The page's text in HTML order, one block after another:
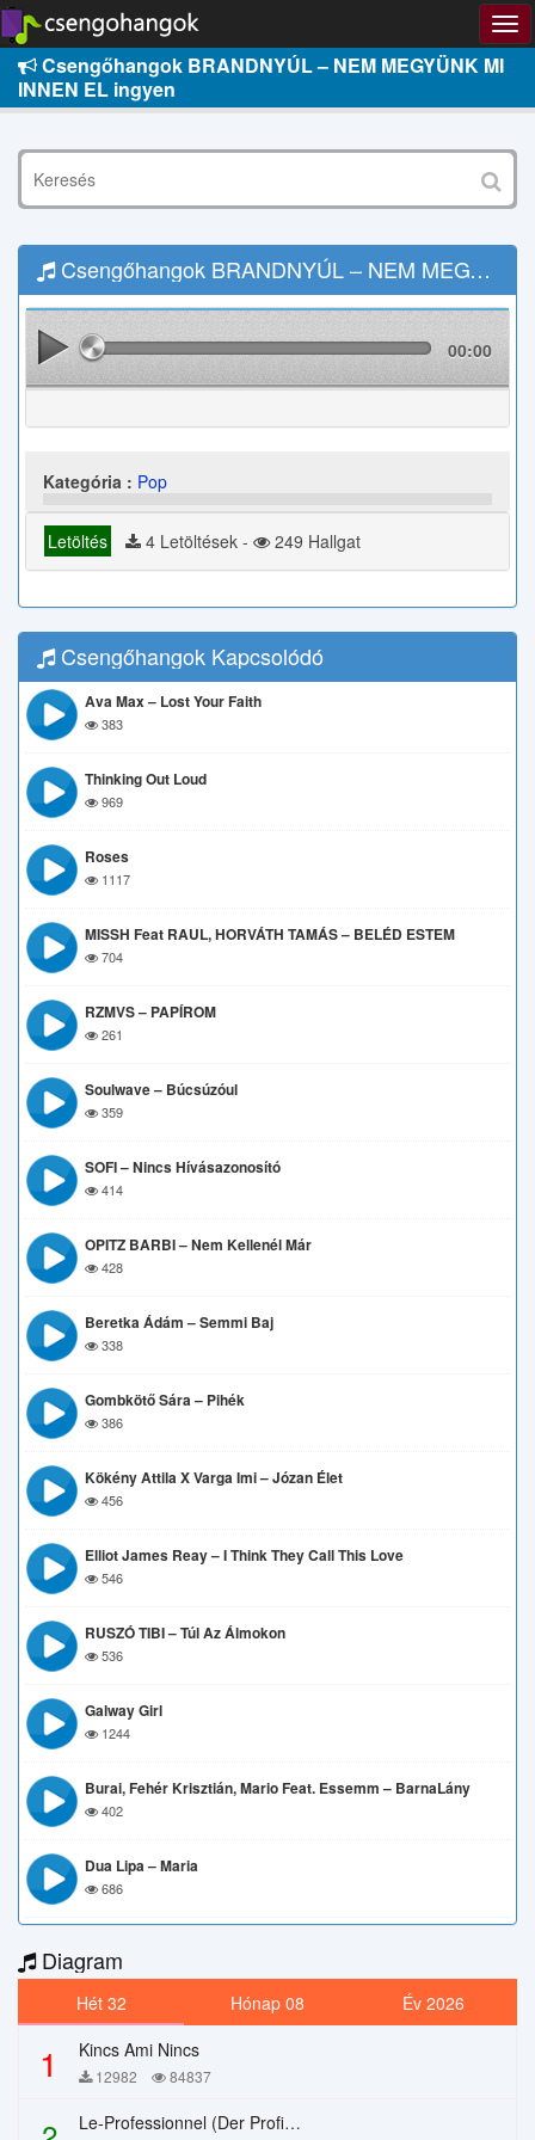
Csengőhangok BRANDNYÚL – NEM MEGYÜNK MI
INNEN EL ingyen
Csengőhangok BRANDNYÚL – NEM MEGYÜNK MI INNEN EL Letöltés
00:00
Kategória : Pop
Letöltés 4 Letöltések - 249 Hallgat
Csengőhangok Kapcsolódó
Ava Max – Lost Your Faith
383
Thinking Out Loud
969
Roses
1117
MISSH Feat RAUL, HORVÁTH TAMÁS – BELÉD ESTEM
704
RZMVS – PAPÍROM
261
Soulwave – Búcsúzóul
359
SOFI – Nincs Hívásazonosító
414
OPITZ BARBI – Nem Kellenél Már
428
Beretka Ádám – Semmi Baj
338
Gombkötő Sára – Pihék
386
Kökény Attila X Varga Imi – Józan Élet
456
Elliot James Reay – I Think They Call This Love
546
RUSZÓ TIBI – Túl Az Álmokon
536
Galway Girl
1244
Burai, Fehér Krisztián, Mario Feat. Essemm – BarnaLány
402
Dua Lipa – Maria
686
Diagram
Hét 32 Hónap 08 Év 2026
1 Kincs Ami Nincs
12982 84837
Le-Professionnel (Der Profi) – Chi Mai